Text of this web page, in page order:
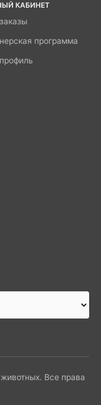
КАБИНЕТ
программа
Все права